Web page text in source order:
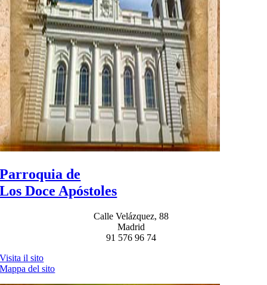
Parroquia de
Los Doce Apóstoles
Calle Velázquez, 88
Madrid
91 576 96 74
Visita il sito
Mappa del sito